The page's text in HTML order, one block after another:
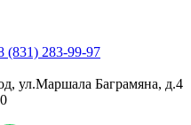
(831) 283-99-97
, ул.Маршала Баграмяна, д.4